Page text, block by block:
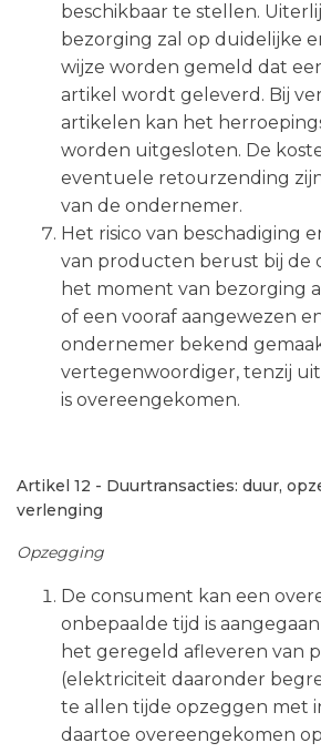
beschikbaar te stellen.
bezorging zal op duidelijke
wijze worden gemeld dat
artikel wordt geleverd. Bij
artikelen kan het
worden uitgesloten. De
eventuele retourzending
van de ondernemer.
Het risico van beschadiging
van producten berust bij de
het moment van bezorging
of een vooraf aangewezen
ondernemer bekend
vertegenwoordiger, tenzij
is overeengekomen.
Artikel 12 - Duurtransacties: duur,
verlenging
Opzegging
De consument kan een
onbepaalde tijd is
het geregeld afleveren van
(elektriciteit daaronder
te allen tijde opzeggen met
daartoe overeengekomen